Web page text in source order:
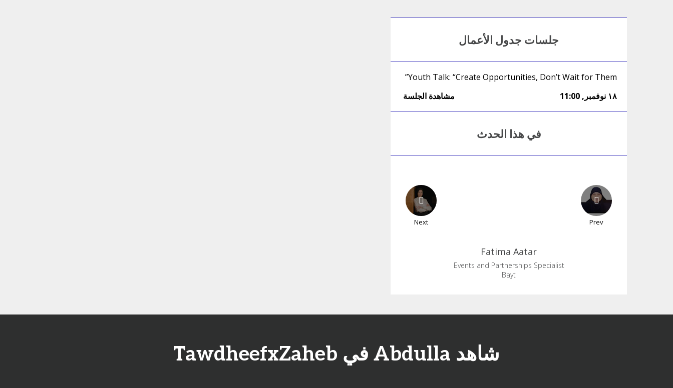
جلسات جدول الأعمال
Youth Talk: “Create Opportunities, Don’t Wait for Them”
١٨ نوفمبر
,
11:00 مشاهدة الجلسة
في هذا الحدث
Prev
Next
Fatima Aatar
Events and Partnerships Specialist
Bayt
شاهد Abdulla في TawdheefxZaheb